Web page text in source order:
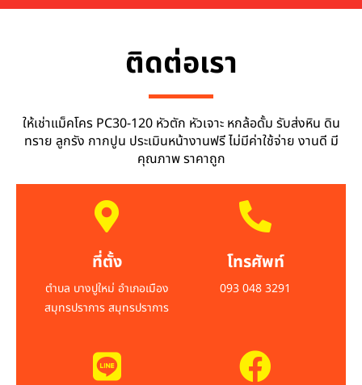
ติดต่อเรา
ให้เช่าแม็คโคร PC30-120 หัวตัก หัวเจาะ หกล้อดั้ม รับส่งหิน ดิน
ทราย ลูกรัง กากปูน ประเมินหน้างานฟรี ไม่มีค่าใช้จ่าย งานดี มี
คุณภาพ ราคาถูก
ที่ตั้ง
ตำบล บางปูใหม่ อำเภอเมือง
สมุทรปราการ สมุทรปราการ
โทรศัพท์
093 048 3291